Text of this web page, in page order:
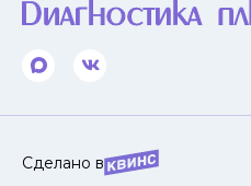
Сделано в